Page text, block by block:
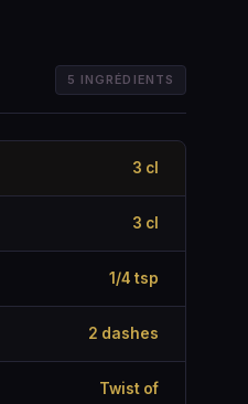
5 INGRÉDIENTS
3 cl
3 cl
1/4 tsp
2 dashes
Twist of